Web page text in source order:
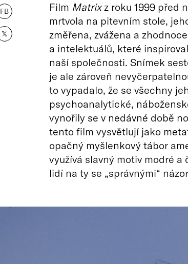
FB
𝕏
Film Matrixz roku 1999 před
mrtvola na pitevním stole,
změřena, zvážena a
a intelektuálů, které
naší společnosti. Snímek
je ale zároveň
to vypadalo, že se všechny
psychoanalytické,
vynořily se v nedávné době
tento film vysvětlují jako
opačný myšlenkový tábor
využívá slavný motiv modré
lidí na ty se „správnými“